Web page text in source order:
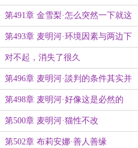
第491章 金雪梨·怎么突然一下就这
样了呢
第493章 麦明河·环境因素与两边下
注
对不起，消失了很久
第496章 麦明河·談判的条件其实并
不存在
第498章 麦明河·好像这是必然的
第500章 麦明河·猫性不改
第502章 布莉安娜·善人善缘